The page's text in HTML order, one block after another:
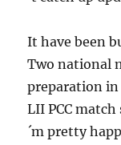
It have been
Two national
preparation in
LII PCC
´m pretty